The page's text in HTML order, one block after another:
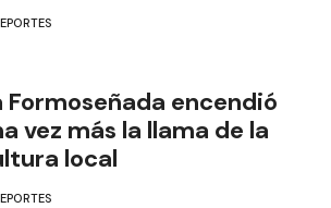
Formoseñada encendió
vez más la llama de la
local